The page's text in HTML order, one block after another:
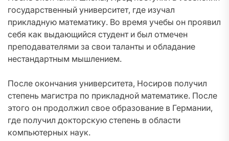
государственный университет, где изучал
прикладную математику. Во время учебы он проявил
себя как выдающийся студент и был отмечен
преподавателями за свои таланты и обладание
нестандартным мышлением.
После окончания университета, Носиров получил
степень магистра по прикладной математике. После
этого он продолжил свое образование в Германии,
где получил докторскую степень в области
компьютерных наук.